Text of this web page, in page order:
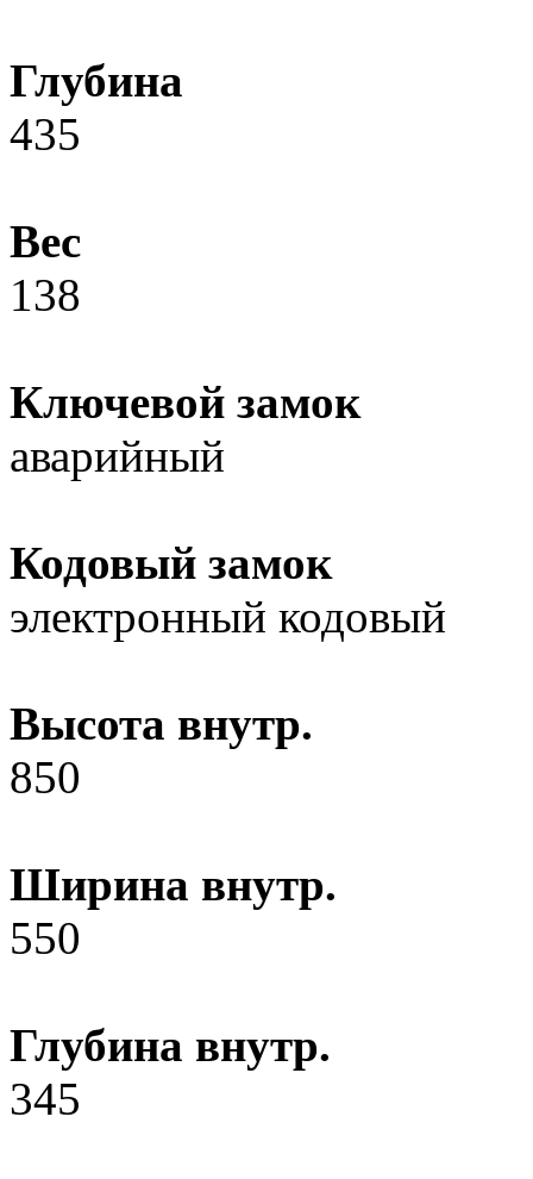
Глубина
435
Вес
138
Ключевой замок
аварийный
Кодовый замок
электронный кодовый
Высота внутр.
850
Ширина внутр.
550
Глубина внутр.
345